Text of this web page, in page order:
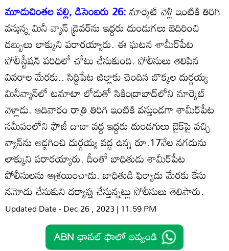
మూడుచింతల పల్లి, డిసెంబరు 26:మార్కెట్‌ వెళ్లి ఇంటికి తిరిగి
వస్తున్న మినీ వ్యాన్‌ డ్రైవర్‌ను ఇద్దరు దుండుగలు బెదిరించి
డబ్బులు లాక్కుని పరారయ్యారు. ఈ ఘటన శామీర్‌పేట
పోలీస్టేషన్‌ పరిధిలో చోటు చేసుకుంది. పోలీసులు తెలిపిన
వివరాల మేరకు.. సిద్దిపేట జిల్లాకు చెందిన బొక్కల దుర్గయ్య
మినీవ్యాన్‌లో టమాటా లోడుతో సికింద్రాబాద్‌లోని మార్కెట్‌
వెళ్లాడు. ఆదివారం రాత్రి తిరిగి ఇంటికి వస్తుండగా శామీర్‌పేట
సమీపంలోని ఫౌజీ దాబా వద్ద ఇద్దరు దుండగులు బైక్‌పై వచ్చి
వ్యాన్‌ను అడ్డగించి దుర్గయ్య వద్ద ఉన్న రూ.17వేల నగదును
లాక్కుని పరారయ్యారు. దీంతో బాధితుడు శామీర్‌పేట
పోలీసులను ఆశ్రయించాడు. బాధితుడి ఫిర్యాదు మేరకు కేసు
నమోదు చేసుకుని దర్యాప్తు చేస్తున్నట్లు పోలీసులు తెలిపారు.
Updated Date - Dec 26 , 2023 | 11:59 PM